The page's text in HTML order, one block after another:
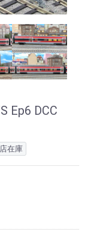
Ep6 DCC
在庫